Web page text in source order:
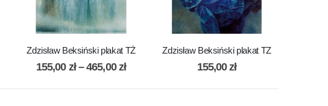
Zdzisław Beksiński plakat TŻ
155,00 zł – 465,00zł
Zdzisław Beksiński plakat TZ
155,00zł